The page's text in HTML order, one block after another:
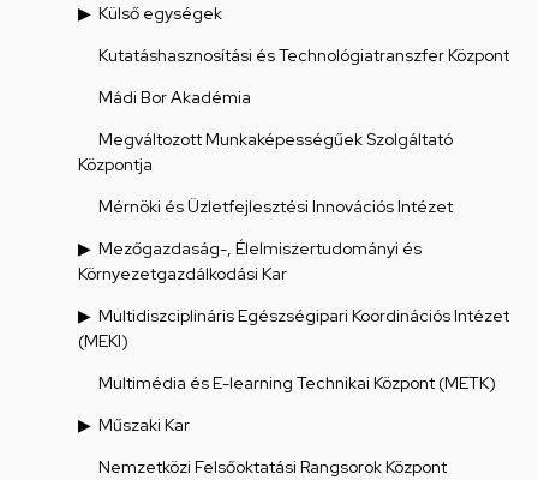
Külső egységek
Kutatáshasznosítási és Technológiatranszfer Központ
Mádi Bor Akadémia
Megváltozott Munkaképességűek Szolgáltató
Központja
Mérnöki és Üzletfejlesztési Innovációs Intézet
Mezőgazdaság-, Élelmiszertudományi és
Környezetgazdálkodási Kar
Multidiszciplináris Egészségipari Koordinációs Intézet
(MEKI)
Multimédia és E-learning Technikai Központ (METK)
Műszaki Kar
Nemzetközi Felsőoktatási Rangsorok Központ